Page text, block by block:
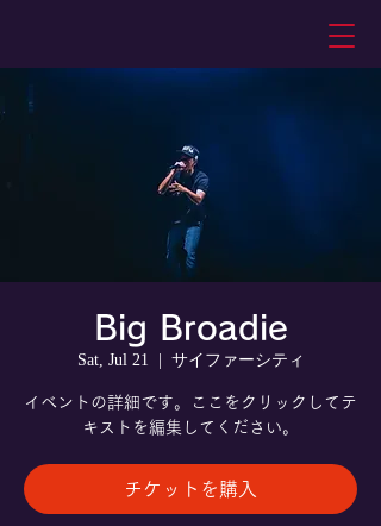
Big Broadie
Sat, Jul 21 サイファーシティ
イベントの詳細です。ここをクリックしてテ
キストを編集してください。
チケットを購入